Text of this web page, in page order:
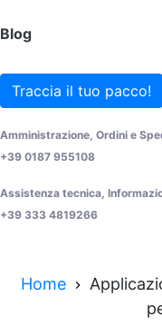
Blog
Traccia il tuo pacco!
Amministrazione, Ordini e
+39 0187 955108
Assistenza tecnica,
+39 333 4819266
Home